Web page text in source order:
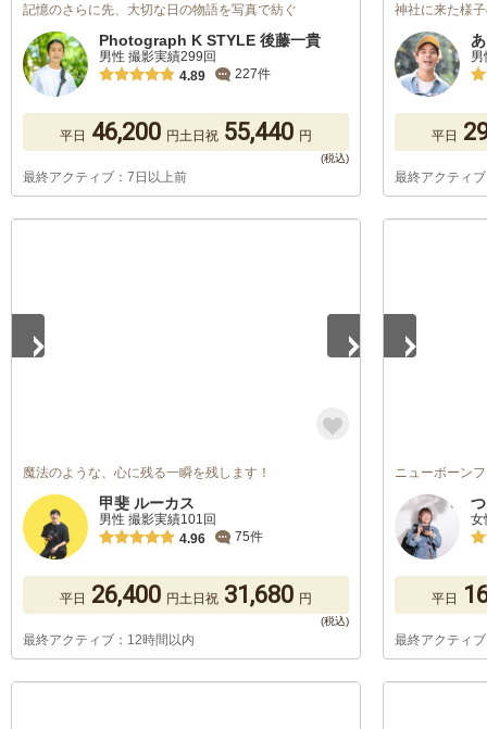
記憶のさらに先、大切な日の物語を写真で紡ぐ
Photograph K STYLE 後藤一貴
男性 撮影実績299回
4.89
227件
平日 46,200 円土日祝 55,440 円
最終アクティブ：7日以上前
神社に来た様
平日
最終アクティ
魔法のような、心に残る一瞬を残します！
甲斐 ルーカス
男性 撮影実績101回
4.96
75件
平日 26,400 円土日祝 31,680 円
最終アクティブ：12時間以内
ニューボーン
女
平日
最終アクティ